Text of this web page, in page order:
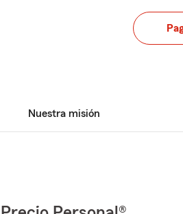
Nuestra misión